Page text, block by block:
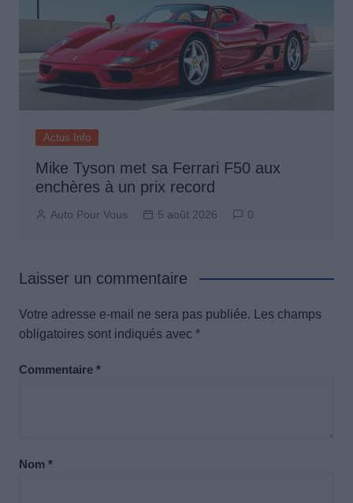
Actus Info
Mike Tyson met sa Ferrari F50 aux
enchères à un prix record
Auto Pour Vous 5 août 2026 0
Laisser un commentaire
Votre adresse e-mail ne sera pas publiée.
Les champs
obligatoires sont indiqués avec *
Commentaire *
Nom *